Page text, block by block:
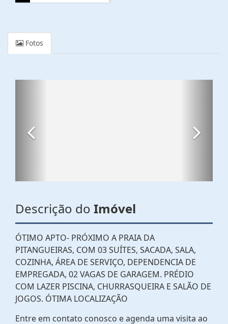
Fotos
Descrição do Imóvel
ÓTIMO APTO- PRÓXIMO A PRAIA DA
PITANGUEIRAS, COM 03 SUÍTES, SACADA, SALA,
COZINHA, ÁREA DE SERVIÇO, DEPENDENCIA DE
EMPREGADA, 02 VAGAS DE GARAGEM. PRÉDIO
COM LAZER PISCINA, CHURRASQUEIRA E SALÃO DE
JOGOS. ÓTIMA LOCALIZAÇÃO
Entre em contato conosco e agenda uma visita ao